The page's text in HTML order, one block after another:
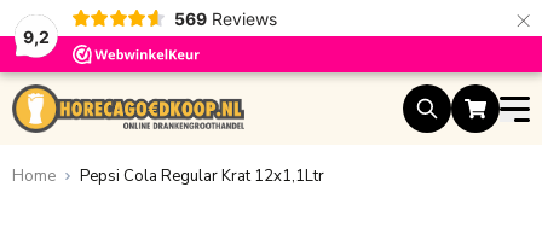
9,2
569 Reviews ×
Ga naar de inhoud
Home Pepsi Cola Regular Krat 12x1,1Ltr